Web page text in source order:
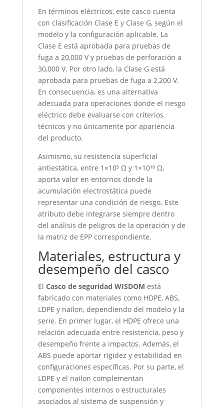
En términos eléctricos, este casco cuenta
con clasificación Clase E y Clase G, según el
modelo y la configuración aplicable. La
Clase E está aprobada para pruebas de
fuga a 20,000 V y pruebas de perforación a
30,000 V. Por otro lado, la Clase G está
aprobada para pruebas de fuga a 2,200 V.
En consecuencia, es una alternativa
adecuada para operaciones donde el riesgo
eléctrico debe evaluarse con criterios
técnicos y no únicamente por apariencia
del producto.
Asimismo, su resistencia superficial
antiestática, entre 1×10⁵ Ω y 1×10¹⁰ Ω,
aporta valor en entornos donde la
acumulación electrostática puede
representar una condición de riesgo. Este
atributo debe integrarse siempre dentro
del análisis de peligros de la operación y de
la matriz de EPP correspondiente.
Materiales, estructura y
desempeño del casco
El Casco de seguridad WISDOM está
fabricado con materiales como HDPE, ABS,
LDPE y nailon, dependiendo del modelo y la
serie. En primer lugar, el HDPE ofrece una
relación adecuada entre resistencia, peso y
desempeño frente a impactos. Además, el
ABS puede aportar rigidez y estabilidad en
configuraciones específicas. Por su parte, el
LDPE y el nailon complementan
componentes internos o estructurales
asociados al sistema de suspensión y